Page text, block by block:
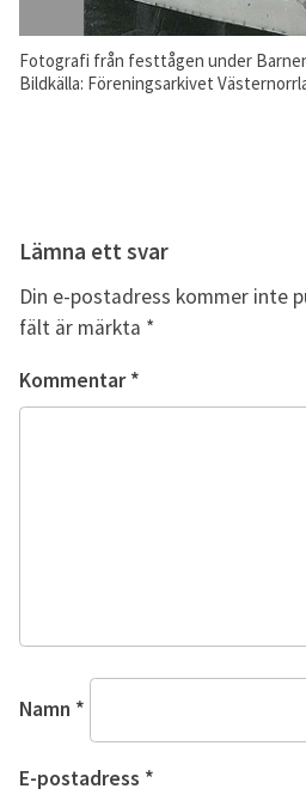
Fotografi från festtågen under
Bildkälla: Föreningsarkivet
Lämna ett svar
Din e-postadress kommer inte
fält är märkta *
Kommentar*
Namn *
E-postadress *